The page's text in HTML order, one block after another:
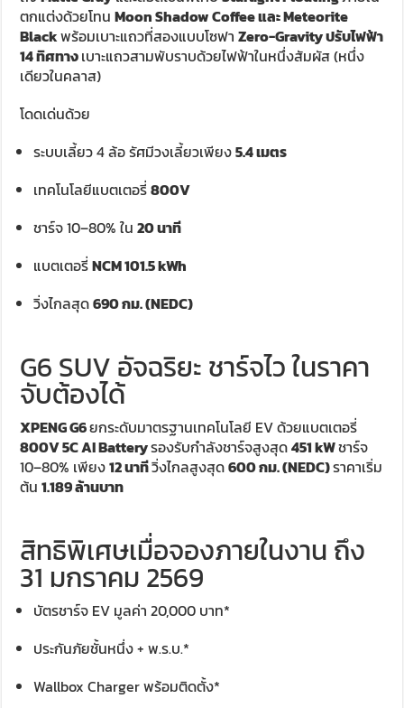
ตกแต่งด้วยโทนMoon Shadow Coffee และ Meteorite
Blackพร้อมเบาะแถวที่สองแบบโซฟาZero-Gravity ปรับไฟฟ้า
14 ทิศทางเบาะแถวสามพับราบด้วยไฟฟ้าในหนึ่งสัมผัส (หนึ่ง
เดียวในคลาส)
โดดเด่นด้วย
ระบบเลี้ยว 4 ล้อ รัศมีวงเลี้ยวเพียง5.4 เมตร
เทคโนโลยีแบตเตอรี่800V
ชาร์จ 10–80% ใน20 นาที
แบตเตอรี่NCM 101.5 kWh
วิ่งไกลสุด690 กม. (NEDC)
G6 SUV อัจฉริยะ ชาร์จไว ในราคา
จับต้องได้
XPENG G6ยกระดับมาตรฐานเทคโนโลยี EV ด้วยแบตเตอรี่
800V 5C AI Batteryรองรับกำลังชาร์จสูงสุด451 kWชาร์จ
10–80% เพียง12 นาทีวิ่งไกลสูงสุด600 กม. (NEDC)ราคาเริ่ม
ต้น1.189 ล้านบาท
สิทธิพิเศษเมื่อจองภายในงาน ถึง
31 มกราคม 2569
บัตรชาร์จ EV มูลค่า 20,000 บาท*
ประกันภัยชั้นหนึ่ง + พ.ร.บ.*
Wallbox Charger พร้อมติดตั้ง*